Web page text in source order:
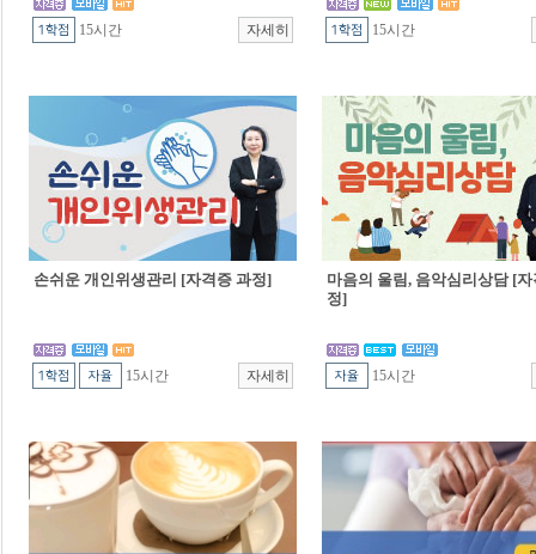
15시간 15시간
손쉬운 개인위생관리 [자격증 과정]
15시간
마음의 울림, 음악심리상담 [
정]
15시간